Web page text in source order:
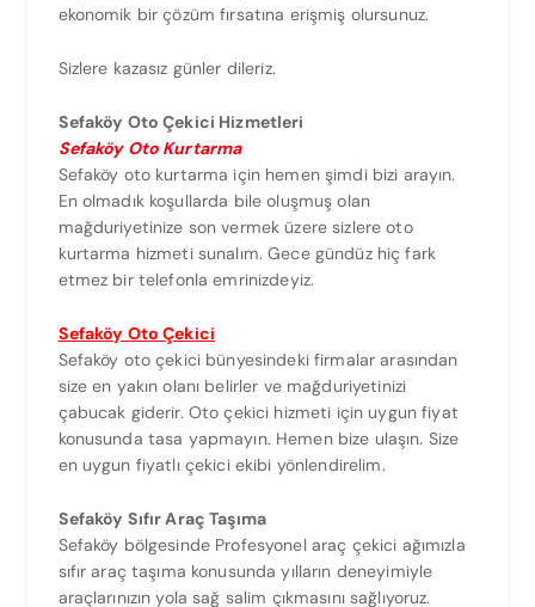
ekonomik bir çözüm fırsatına erişmiş olursunuz.
Sizlere kazasız günler dileriz.
Sefaköy Oto Çekici Hizmetleri
Sefaköy Oto Kurtarma
Sefaköy oto kurtarma için hemen şimdi bizi arayın.
En olmadık koşullarda bile oluşmuş olan
mağduriyetinize son vermek üzere sizlere oto
kurtarma hizmeti sunalım. Gece gündüz hiç fark
etmez bir telefonla emrinizdeyiz.
Sefaköy Oto Çekici
Sefaköy oto çekici bünyesindeki firmalar arasından
size en yakın olanı belirler ve mağduriyetinizi
çabucak giderir. Oto çekici hizmeti için uygun fiyat
konusunda tasa yapmayın. Hemen bize ulaşın. Size
en uygun fiyatlı çekici ekibi yönlendirelim.
Sefaköy Sıfır Araç Taşıma
Sefaköy bölgesinde Profesyonel araç çekici ağımızla
sıfır araç taşıma konusunda yılların deneyimiyle
araçlarınızın yola sağ salim çıkmasını sağlıyoruz.